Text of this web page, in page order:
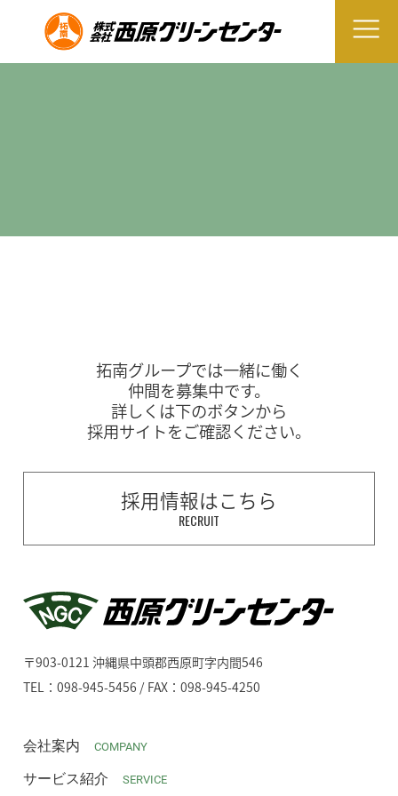
拓南グループでは一緒に働く
仲間を募集中です。
詳しくは下のボタンから
採用サイトをご確認ください。
採用情報はこちら
RECRUIT
〒903-0121 沖縄県中頭郡西原町字内間546
TEL：098-945-5456 / FAX：098-945-4250
会社案内 COMPANY
サービス紹介 SERVICE